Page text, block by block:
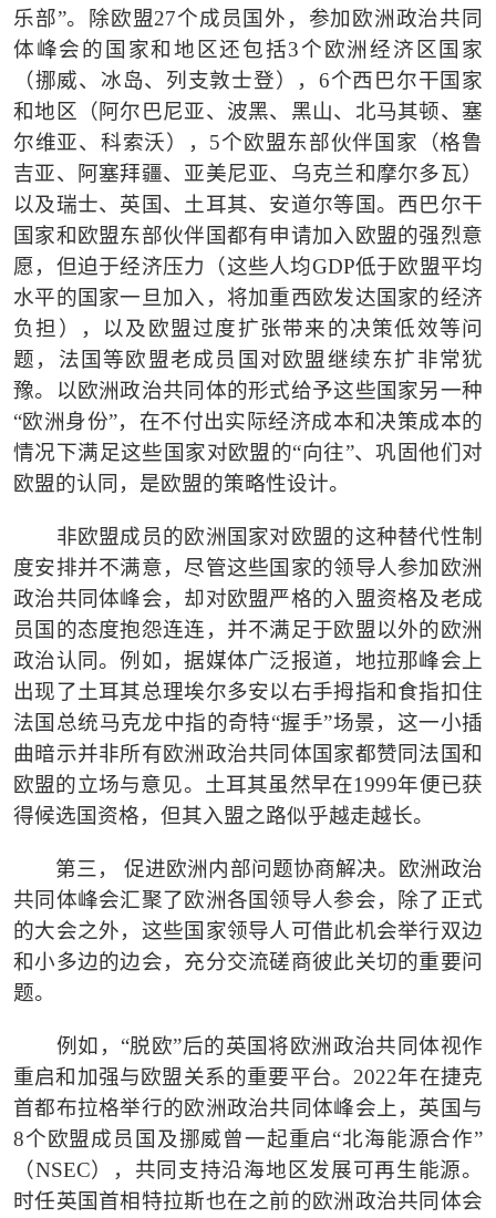
乐部”。除欧盟27个成员国外，参加欧洲政治共同
体峰会的国家和地区还包括3个欧洲经济区国家
（挪威、冰岛、列支敦士登），6个西巴尔干国家
和地区（阿尔巴尼亚、波黑、黑山、北马其顿、塞
尔维亚、科索沃），5个欧盟东部伙伴国家（格鲁
吉亚、阿塞拜疆、亚美尼亚、乌克兰和摩尔多瓦）
以及瑞士、英国、土耳其、安道尔等国。西巴尔干
国家和欧盟东部伙伴国都有申请加入欧盟的强烈意
愿，但迫于经济压力（这些人均GDP低于欧盟平均
水平的国家一旦加入，将加重西欧发达国家的经济
负担），以及欧盟过度扩张带来的决策低效等问
题，法国等欧盟老成员国对欧盟继续东扩非常犹
豫。以欧洲政治共同体的形式给予这些国家另一种
“欧洲身份”，在不付出实际经济成本和决策成本的
情况下满足这些国家对欧盟的“向往”、巩固他们对
欧盟的认同，是欧盟的策略性设计。
非欧盟成员的欧洲国家对欧盟的这种替代性制
度安排并不满意，尽管这些国家的领导人参加欧洲
政治共同体峰会，却对欧盟严格的入盟资格及老成
员国的态度抱怨连连，并不满足于欧盟以外的欧洲
政治认同。例如，据媒体广泛报道，地拉那峰会上
出现了土耳其总理埃尔多安以右手拇指和食指扣住
法国总统马克龙中指的奇特“握手”场景，这一小插
曲暗示并非所有欧洲政治共同体国家都赞同法国和
欧盟的立场与意见。土耳其虽然早在1999年便已获
得候选国资格，但其入盟之路似乎越走越长。
第三，
促进欧洲内部问题协商解决。欧洲政治
共同体峰会汇聚了欧洲各国领导人参会，除了正式
的大会之外，这些国家领导人可借此机会举行双边
和小多边的边会，充分交流磋商彼此关切的重要问
题。
例如， “脱欧”后的英国将欧洲政治共同体视作
重启和加强与欧盟关系的重要平台。2022年在捷克
首都布拉格举行的欧洲政治共同体峰会上，英国与
8个欧盟成员国及挪威曾一起重启“北海能源合作”
（NSEC），共同支持沿海地区发展可再生能源。
时任英国首相特拉斯也在之前的欧洲政治共同体会